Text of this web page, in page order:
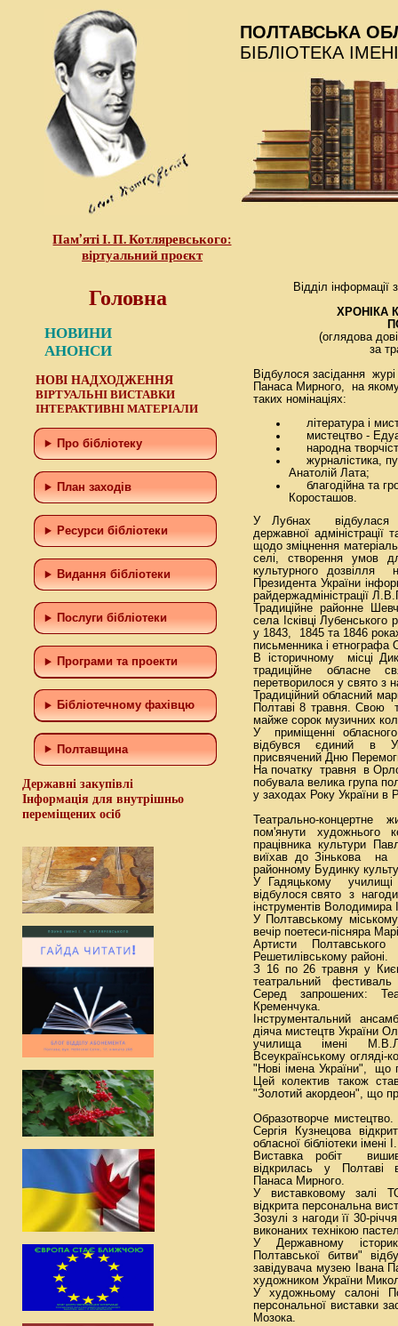
Пам’яті І. П. Котляревського:
віртуальний проєкт
ПОЛТАВСЬКА
БІБЛІОТЕКА
Головна
НОВИНИ
АНОНСИ
НОВІ НАДХОДЖЕННЯ
ВІРТУАЛЬНІ ВИСТАВКИ
ІНТЕРАКТИВНІ МАТЕРІАЛИ
Про бібліотеку
План заходів
Ресурси бібліотеки
Видання бібліотеки
Послуги бібліотеки
Програми та проекти
Бiблiотечному фахiвцю
Полтавщина
Державні закупівлі
Інформація для внутрішньо
переміщених осіб
Відділ інформації
ХРОНІКА
(оглядова
за
Відбулося засідання журі
Панаса Мирного, на
таких номінаціях:
література і
мистецтво -
народна
журналістика,
Анатолій Лата;
благодійна та
Коросташов.
У Лубнах відбулася
державної
щодо зміцнення
селі, створення умов
культурного дозвілля
Президента України
райдержадміністрації
Традиційне районне
села Ісківці
у 1843, 1845 та 1846
письменника і
В історичному місці
традиційне обласне
перетворилося у свято з
Традиційний обласний
Полтаві 8 травня. Свою
майже сорок музичних
У приміщенні
відбувся єдиний в
присвячений Дню
На початку травня в
побувала велика група
у заходах Року України в
Театрально-
пом'янути художнього
працівника культури
виїхав до Зінькова на
районному Будинку
У Гадяцькому училищі
відбулося свято з
інструментів Володимира
У Полтавському
вечір поетеси-пісняра
Артисти
Решетилівському районі.
З 16 по 26 травня у
театральний
Серед запрошених:
Кременчука.
Інструментальний
діяча мистецтв України
училища імені
Всеукраїнському
"Нові імена України", що
Цей колектив також
"Золотий акордеон", що
Образотворче
Сергія Кузнецова
обласної бібліотеки імені
Виставка робіт
відкрилась у Полтаві
Панаса Мирного.
У виставковому залі
відкрита персональна
Зозулі з нагоди її 30-
виконаних технікою
У Державному
Полтавської битви"
завідувача музею Івана
художником України
У художньому салоні
персональної виставки
Мозока.